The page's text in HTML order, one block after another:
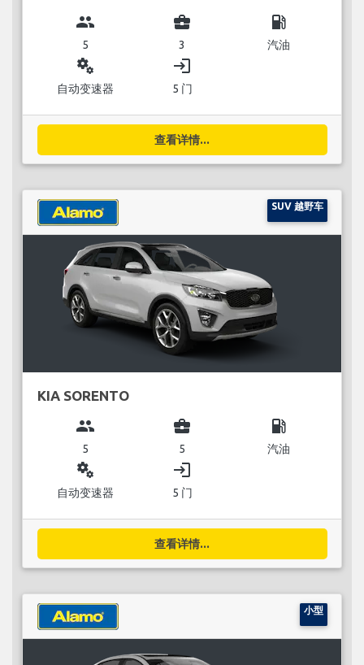
group
5
business_center
3
local_gas_station
汽油
miscellaneous_services
自动变速器
login
5 门
查看详情...
SUV 越野车
KIA SORENTO
group
5
business_center
5
local_gas_station
汽油
miscellaneous_services
自动变速器
login
5 门
查看详情...
小型